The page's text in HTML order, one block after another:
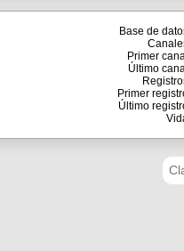
Base de
Primer
Último
Primer
Último